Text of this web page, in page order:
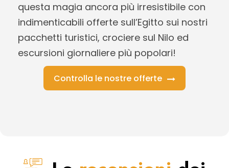
questa magia ancora più irresistibile con
indimenticabili offerte sull’Egitto sui nostri
pacchetti turistici, crociere sul Nilo ed
escursioni giornaliere più popolari!
Controlla le nostre offerte